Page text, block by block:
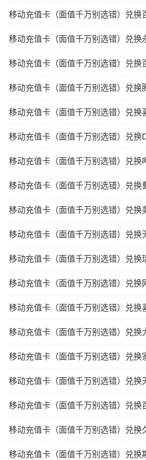
移动充值卡（面值千万别选错）兑换
移动充值卡（面值千万别选错）兑换
移动充值卡（面值千万别选错）兑换
移动充值卡（面值千万别选错）兑换
移动充值卡（面值千万别选错）兑换
移动充值卡（面值千万别选错）兑换
移动充值卡（面值千万别选错）兑换
移动充值卡（面值千万别选错）兑换
移动充值卡（面值千万别选错）兑换
移动充值卡（面值千万别选错）兑换
移动充值卡（面值千万别选错）兑换
移动充值卡（面值千万别选错）兑换
移动充值卡（面值千万别选错）兑换
移动充值卡（面值千万别选错）兑换
移动充值卡（面值千万别选错）兑换
移动充值卡（面值千万别选错）兑换
移动充值卡（面值千万别选错）兑换
移动充值卡（面值千万别选错）兑换
移动充值卡（面值千万别选错）兑换